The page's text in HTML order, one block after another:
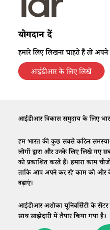
योगदान दें
हमारे लिए लिखना चाहते हैं तो
आईडीआर के लिए लिखें
आईडीआर विकास समुदाय के लिए
हम भारत की कुछ सबसे कठिन
लोगों द्वारा और उनके लिए लिखे गए
को प्रकाशित करते हैं। हमारा काम
ताकि आप अपने कर रहे काम को
बढ़ाएं।
आईडीआर अशोका यूनिवर्सिटी के
साथ साझेदारी में तैयार किया गया है।